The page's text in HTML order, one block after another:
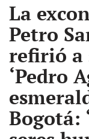
La
Petro
refirió a
‘Pedro
Bogotá: